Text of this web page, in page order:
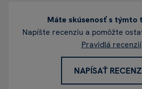
Máte skúsenosť s týmto
Napíšte recenziu a pomôžte
Pravidlá recenzií
NAPÍSAŤ